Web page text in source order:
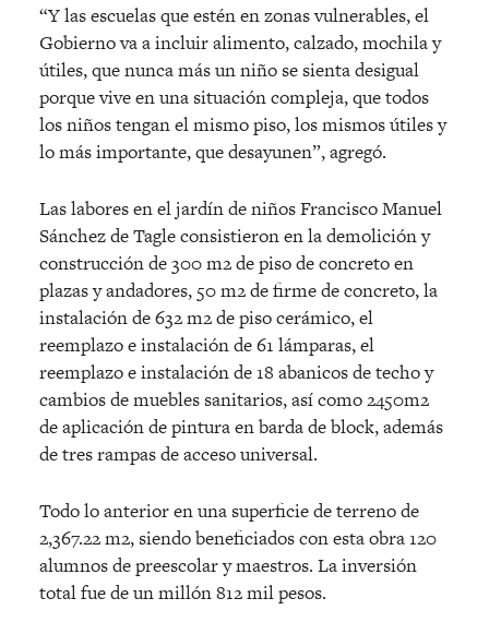
“Y las escuelas que estén en zonas vulnerables, el
Gobierno va a incluir alimento, calzado, mochila y
útiles, que nunca más un niño se sienta desigual
porque vive en una situación compleja, que todos
los niños tengan el mismo piso, los mismos útiles y
lo más importante, que desayunen”, agregó.
Las labores en el jardín de niños Francisco Manuel
Sánchez de Tagle consistieron en la demolición y
construcción de 300 m2 de piso de concreto en
plazas y andadores, 50 m2 de firme de concreto, la
instalación de 632 m2 de piso cerámico, el
reemplazo e instalación de 61 lámparas, el
reemplazo e instalación de 18 abanicos de techo y
cambios de muebles sanitarios, así como 2450m2
de aplicación de pintura en barda de block, además
de tres rampas de acceso universal.
Todo lo anterior en una superficie de terreno de
2,367.22 m2, siendo beneficiados con esta obra 120
alumnos de preescolar y maestros. La inversión
total fue de un millón 812 mil pesos.